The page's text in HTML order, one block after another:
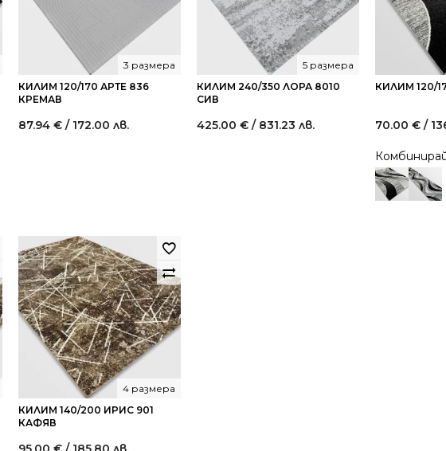
КИЛИМ 120/170 АРТЕ 836
КРЕМАВ
3 размера
87.94 € / 172.00 лв.
КИЛИМ 240/350 ЛОРА 8010
СИВ
5 размера
425.00 € / 831.23 лв.
КИЛИМ 120/
70.00 € /
КИЛИМ 140/200 ИРИС 901
КАФЯВ
4 размера